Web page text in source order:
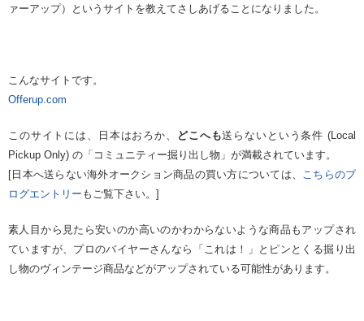
ァーアップ）というサイトを教えてさしあげることになりました。
こんなサイトです。
Offerup.com
このサイトには、日本はおろか、 どこへも送らないという条件 (Local
Pickup Only) の「コミュニティー掘り出し物」が満載されています。
[日本へ送らない海外オークション商品の買い方については、 こちらのブ
ログエントリー もご覧下さい。]
素人目から見たら安いのか高いのかわからないような商品もアップされ
ていますが、プロのバイヤーさんなら「これは！」とピンとくる掘り出
し物のヴィンテージ商品などがアップされている可能性があります。